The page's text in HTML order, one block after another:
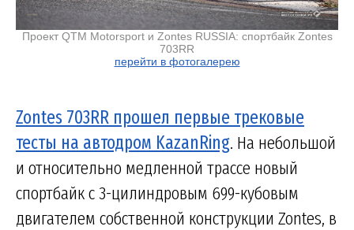
Проект QTM Motorsport и Zontes RUSSIA: спортбайк Zontes
703RR
перейти в фотогалерею
Zontes 703RR прошел первые трековые
тесты на автодром KazanRing. На небольшой
и относительно медленной трассе новый
спортбайк с 3-цилиндровым 699-кубовым
двигателем собственной конструкции Zontes, в